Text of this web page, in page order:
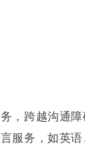
，跨越沟通
服务，如英